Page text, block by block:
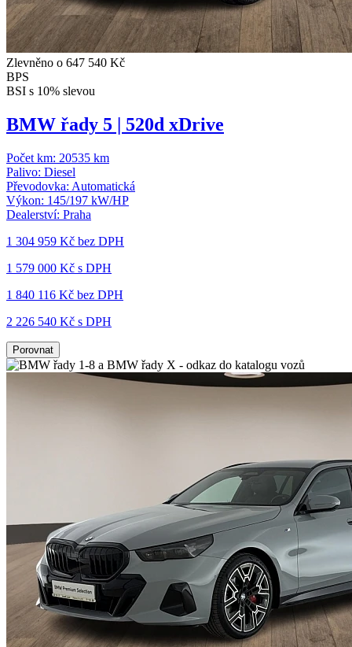
Zlevněno o 647 540 Kč
BPS
BSI s 10% slevou
BMW řady 5 | 520d xDrive
Počet km: 20535 km
Palivo: Diesel
Převodovka: Automatická
Výkon: 145/197 kW/HP
Dealerství: Praha
1 304 959 Kč bez DPH
1 579 000 Kč s DPH
1 840 116 Kč bez DPH
2 226 540 Kč s DPH
Porovnat